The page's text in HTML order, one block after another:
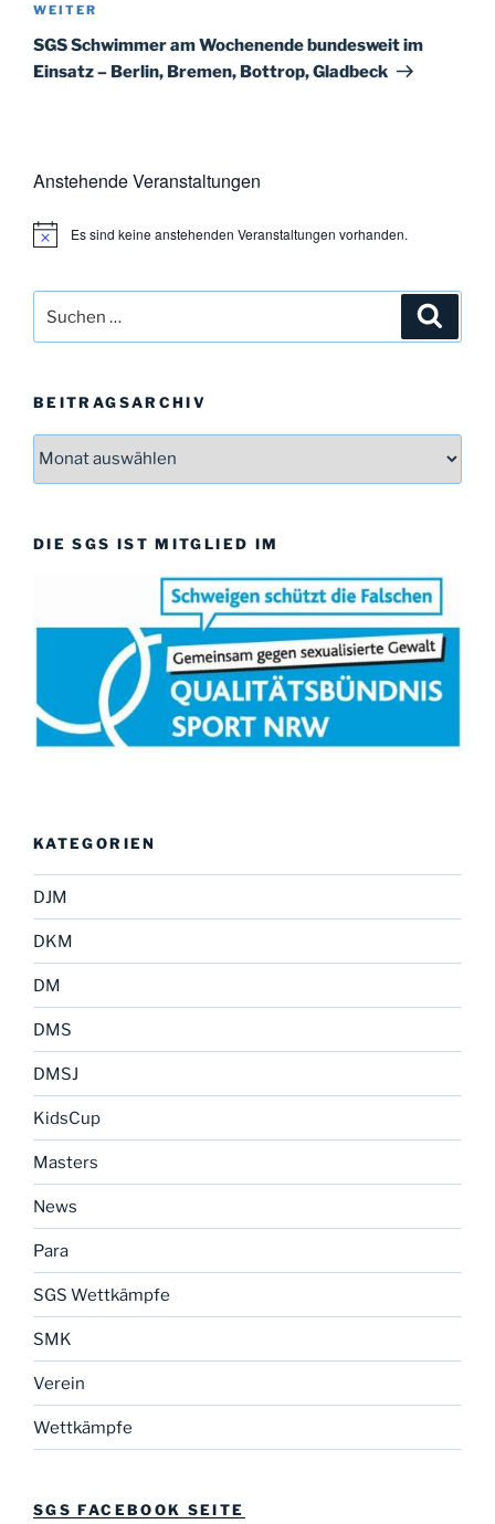
Nächster
Beitrag
WEITER
SGS Schwimmer am Wochenende bundesweit im
Einsatz – Berlin, Bremen, Bottrop, Gladbeck
Anstehende Veranstaltungen
H
w
s
Es sind keine anstehenden Veranstaltungen vorhanden.
nach:
BEITRAGSARCHIV
Beitragsarchiv
DIE SGS IST MITGLIED IM
KATEGORIEN
DJM
DKM
DM
DMS
DMSJ
KidsCup
Masters
News
Para
SGS Wettkämpfe
SMK
Verein
Wettkämpfe
SGS FACEBOOK SEITE